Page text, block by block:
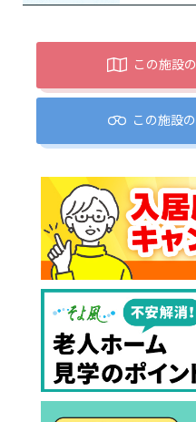
この施設の
この施設の